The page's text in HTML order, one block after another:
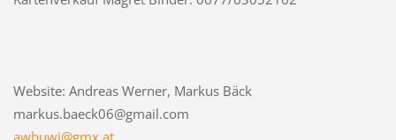
Website: Andreas Werner, Markus Bäck
markus.baeck06@gmail.com